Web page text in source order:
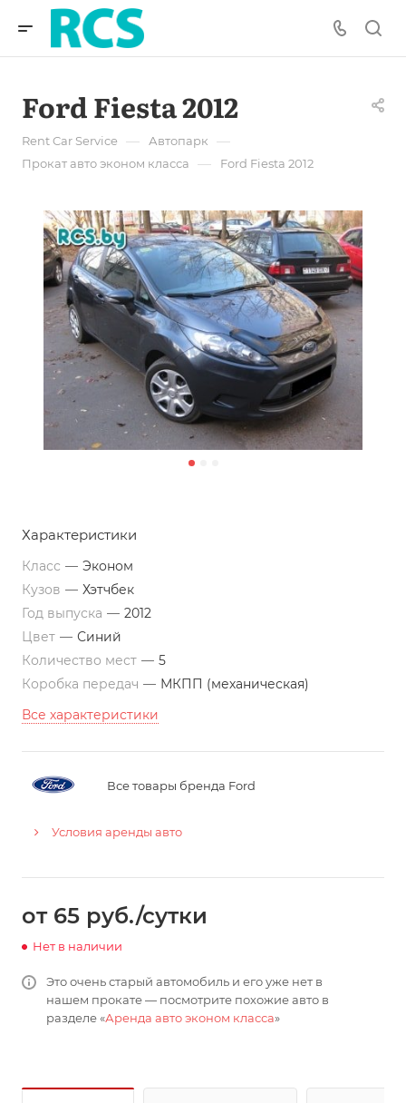
Ford Fiesta 2012
Rent Car Service — Автопарк —
Прокат авто эконом класса — Ford Fiesta 2012
Характеристики
Класс — Эконом
Кузов — Хэтчбек
Год выпуска — 2012
Цвет — Синий
Количество мест — 5
Коробка передач — МКПП (механическая)
Все характеристики
Все товары бренда Ford
Условия аренды авто
от 65 руб./сутки
Нет в наличии
Это очень старый автомобиль и его уже нет в
нашем прокате — посмотрите похожие авто в
разделе «Аренда авто эконом класса»